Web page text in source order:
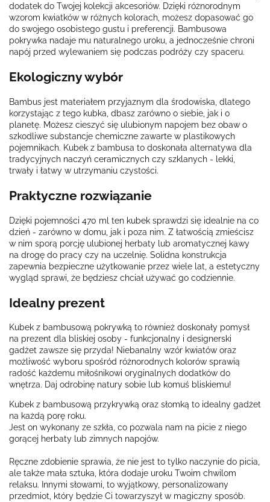
dodatek do Twojej kolekcji akcesoriów. Dzięki różnorodnym
wzorom kwiatków w różnych kolorach, możesz dopasować go
do swojego osobistego gustu i preferencji. Bambusowa
pokrywka nadaje mu naturalnego uroku, a jednocześnie chroni
napój przed wylewaniem się podczas podróży czy spaceru.
Ekologiczny wybór
Bambus jest materiałem przyjaznym dla środowiska, dlatego
korzystając z tego kubka, dbasz zarówno o siebie, jak i o
planetę. Możesz cieszyć się ulubionym napojem bez obaw o
szkodliwe substancje chemiczne zawarte w plastikowych
pojemnikach. Kubek z bambusa to doskonała alternatywa dla
tradycyjnych naczyń ceramicznych czy szklanych - lekki,
trwały i łatwy w utrzymaniu czystości.
Praktyczne rozwiązanie
Dzięki pojemności 470 ml ten kubek sprawdzi się idealnie na co
dzień - zarówno w domu, jak i poza nim. Z łatwością zmieścisz
w nim sporą porcję ulubionej herbaty lub aromatycznej kawy
na drogę do pracy czy na uczelnię. Solidna konstrukcja
zapewnia bezpieczne użytkowanie przez wiele lat, a estetyczny
wygląd sprawi, że będziesz chciał używać go codziennie.
Idealny prezent
Kubek z bambusową pokrywką to również doskonały pomysł
na prezent dla bliskiej osoby - funkcjonalny i designerski
gadżet zawsze się przyda! Niebanalny wzór kwiatów oraz
możliwość wyboru spośród różnorodnych kolorów sprawią
radość każdemu miłośnikowi oryginalnych dodatków do
wnętrza. Daj odrobinę natury sobie lub komuś bliskiemu!
Kubek z bambusową przykrywką oraz słomką to idealny gadżet
na każdą porę roku.
Jest on wykonany ze szkła, co pozwala nam na picie z niego
gorącej herbaty lub zimnych napojów.
Ręczne zdobienie sprawia, że nie jest to tylko naczynie do picia,
ale także mała sztuka, która dodaje uroku Twoim chwilom
relaksu. Innymi słowami, to wyjątkowy, personalizowany
przedmiot, który będzie Ci towarzyszył w magiczny sposób.